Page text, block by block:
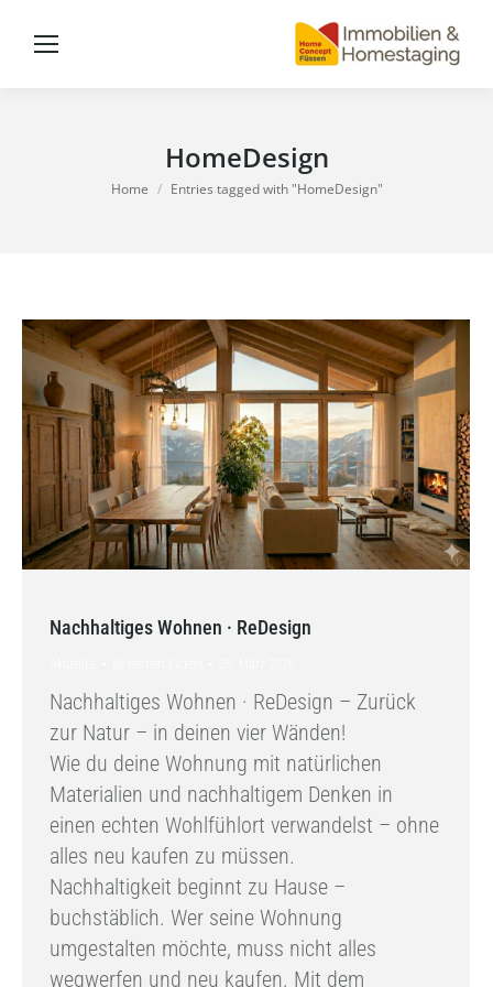
HomeDesign
You are here:
Home Entries tagged with "HomeDesign"
Nachhaltiges Wohnen · ReDesign
Nachhaltiges Wohnen · ReDesign – Zurück
zur Natur – in deinen vier Wänden!
Wie du deine Wohnung mit natürlichen
Materialien und nachhaltigem Denken in
einen echten Wohlfühlort verwandelst – ohne
alles neu kaufen zu müssen.
Nachhaltigkeit beginnt zu Hause –
buchstäblich. Wer seine Wohnung
umgestalten möchte, muss nicht alles
wegwerfen und neu kaufen. Mit dem